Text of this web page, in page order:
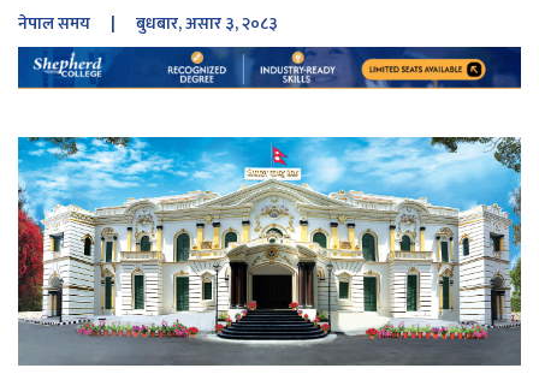
नेपाल समय | बुधबार, असार ३, २०८३